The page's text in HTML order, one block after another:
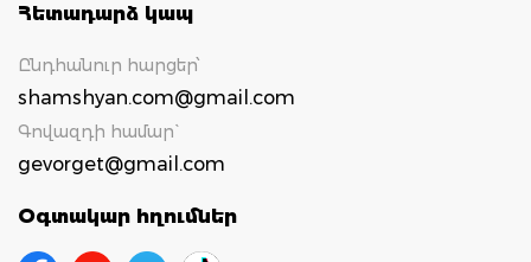
Հետադարձ կապ
Ընդհանուր հարցեր՝
shamshyan.com@gmail.com
Գովազդի համար`
gevorget@gmail.com
Օգտակար հղումներ